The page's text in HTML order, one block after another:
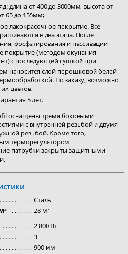
длина от 400 до 3000мм, высота от
65 до 155мм;
лакокрасочное покрытие. Все
в два этапа. После
фосфатирования и пассивации
покрытие (методом окунания
с последующей сушкой при
наносится слой порошковой белой
По заказу, возможно
цветов;
5 лет.
оснащёны тремя боковыми
с внутренней резьбой и двумя
резьбой. Кроме того,
терморегулятором
патрубки закрыты защитными
Сталь
28 м²
2 800 Вт
3
900 мм